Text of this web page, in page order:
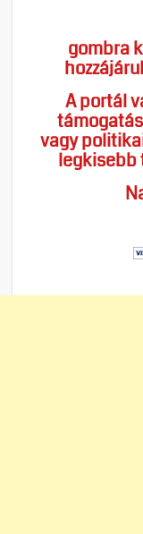
gombra
A portál
vagy
legkisebb